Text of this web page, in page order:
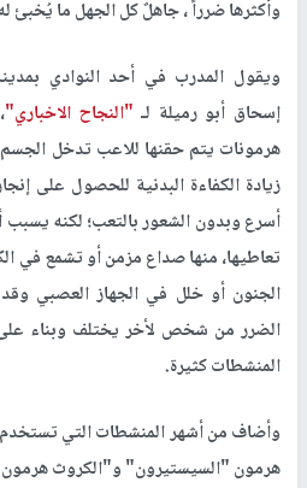
وأكثرها ضرراً ، جاهلٌ كل الجهل ما يُخبئ
ويقول المدرب في أحد النوادي
إسحاق أبو رميلة لـ "النجاح الاخباري"
هرمونات يتم حقنها للاعب تدخل
زيادة الكفاءة البدنية للحصول على
أسرع وبدون الشعور بالتعب؛ لكنه
تعاطيها، منها صداع مزمن أو تشمع في
الجنون أو خلل في الجهاز العصبي
الضرر من شخص لأخر يختلف وبناء
المنشطات كثيرة.
وأضاف من أشهر المنشطات التي
هرمون "السيستيرون" و"الكروث